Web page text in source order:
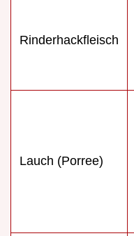
Rinderhackfleisch
Lauch (Porree)